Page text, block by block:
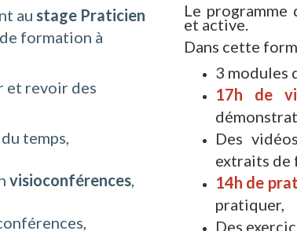
au stage Praticien
formation à
et revoir des
temps,
visioconférences,
Le
et active.
Dans cette
3 modules
17h de
Des
extraits de
14h de
pratiquer,
Des